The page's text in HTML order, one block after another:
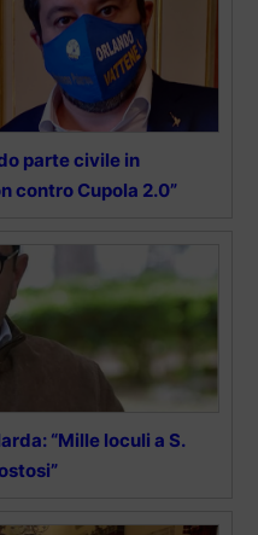
parte civile in
contro Cupola 2.0”
“Mille loculi a S.